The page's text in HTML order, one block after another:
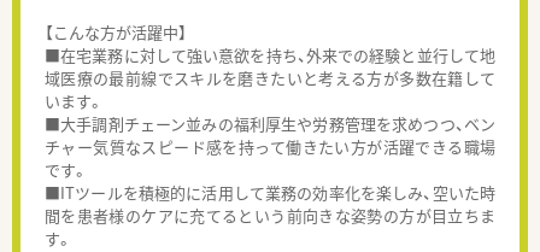
【こんな方が活躍中】
■在宅業務に対して強い意欲を持ち、外来での経験と並行して地
域医療の最前線でスキルを磨きたいと考える方が多数在籍して
います。
■大手調剤チェーン並みの福利厚生や労務管理を求めつつ、ベン
チャー気質なスピード感を持って働きたい方が活躍できる職場
です。
■ITツールを積極的に活用して業務の効率化を楽しみ、空いた時
間を患者様のケアに充てるという前向きな姿勢の方が目立ちま
す。